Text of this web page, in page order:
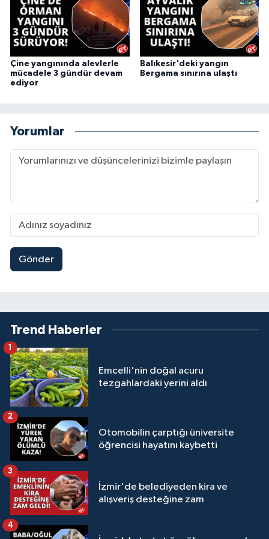
Çine yangınında alevlerle
mücadele 3 gündür devam
ediyor
Balıkesir'deki yangın
Bergama sınırına ulaştı
Yorumlar
Gönder
Trend Haberler
Emcelli'nin doğal acuru
tezgahlardaki yerini aldı
1
Otomobilin çarptığı üniversite
öğrencisi hayatını kaybetti
2
İzmir'de belediyeden kira ve
alışveriş desteğine zam
3
4